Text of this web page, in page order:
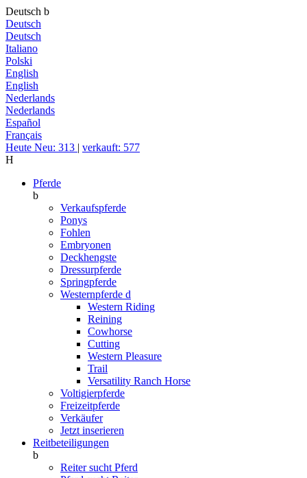
Deutsch b
Deutsch
Deutsch
Italiano
Polski
English
English
Nederlands
Nederlands
Español
Français
Heute Neu: 313 | verkauft: 577
H
Pferde
b
Verkaufspferde
Ponys
Fohlen
Embryonen
Deckhengste
Dressurpferde
Springpferde
Westernpferde d
Western Riding
Reining
Cowhorse
Cutting
Western Pleasure
Trail
Versatility Ranch Horse
Voltigierpferde
Freizeitpferde
Verkäufer
Jetzt inserieren
Reitbeteiligungen
b
Reiter sucht Pferd